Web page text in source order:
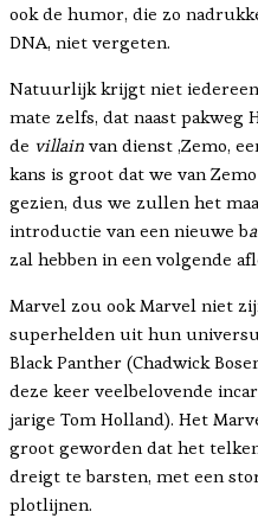
ook de humor, die zo
DNA, niet vergeten.
Natuurlijk krijgt niet iedereen
mate zelfs, dat naast pakweg
de villain van dienst ,Zemo,
kans is groot dat we van
gezien, dus we zullen het
introductie van een nieuwe b
zal hebben in een volgende
Marvel zou ook Marvel niet
superhelden uit hun
Black Panther (Chadwick
deze keer veelbelovende
jarige Tom Holland). Het
groot geworden dat het
dreigt te barsten, met een
plotlijnen.